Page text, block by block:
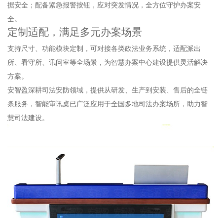
据安全；配备紧急报警按钮，应对突发情况，全方位守护办案安
全。
定制适配，满足多元办案场景
支持尺寸、功能模块定制，可对接各类政法业务系统，适配派出
所、看守所、讯问室等全场景，为智慧办案中心建设提供灵活解决
方案。
安智盈深耕司法安防领域，提供从研发、生产到安装、售后的全链
条服务，智能审讯桌已广泛应用于全国多地司法办案场所，助力智
慧司法建设。